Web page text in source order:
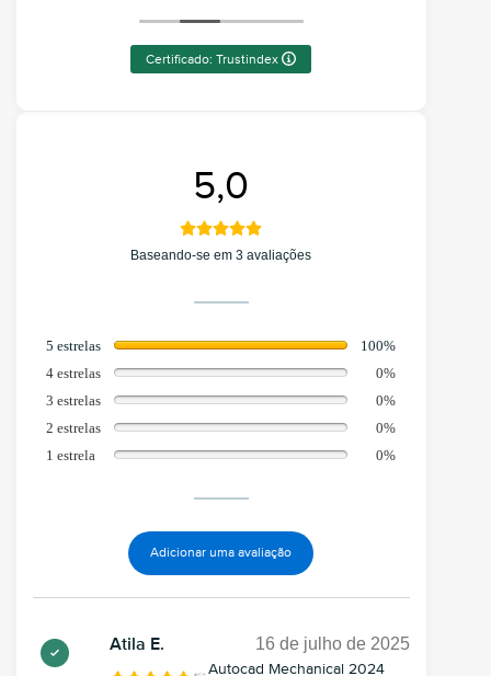
5,0
Baseando-se em 3 avaliações
5 estrelas
100%
4 estrelas
0%
3 estrelas
0%
2 estrelas
0%
1 estrela
0%
Adicionar uma avaliação
Atila E. 16 de julho de 2025
Autocad Mechanical 2024
Certificado: Trustindex